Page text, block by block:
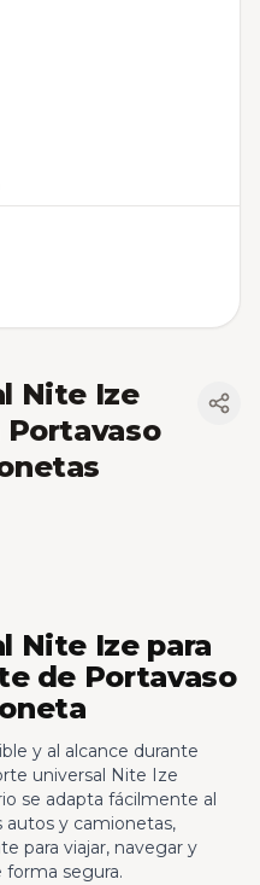
Nite Ize
Portavaso
Nite Ize para
de Portavaso
y al alcance durante
universal Nite Ize
se adapta fácilmente al
autos y camionetas,
para viajar, navegar y
forma segura.